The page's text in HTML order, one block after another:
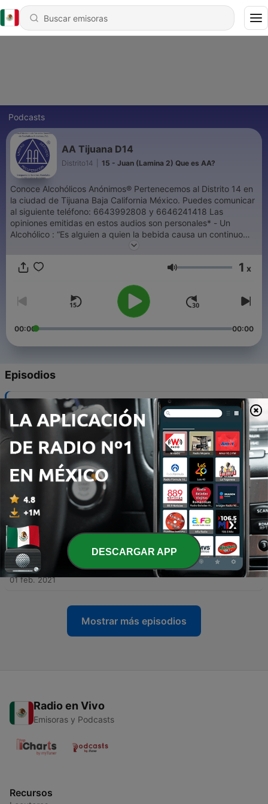
Podcasts
AA Tijuana D14
Distrito14 15 - Juan (Lamina 2) Que es AA?
Conoce Alcohólicos Anónimos® Pertenecemos al Distrito 14 en
la ciudad de Tijuana Baja California México. Puedes comunicar
al siguiente teléfono: 6643992808 y 6646241418 Las
opiniones emitidas en estos audios son personales* - Un
Alcohólico : “Es alguien a quien la bebida causa un continuo
problema en cualquier aspecto de su vida”. Dra. Marty Mann,
los EE. UU.
Volumen 1 x
00:00 00:00
Episodios
Juan (Lamina 2) Que es AA?
11 jul. 2022
14 - ¿Por qué estamos aquí? (Jesús )
30 mayo 2022
13 - Trabajando con otros (Ricardo)
19 feb. 2021
12 - Dependencia de un poder superior (Javier H)
01 feb. 2021
11 - Reajuste de las relaciones interpersonales (José
Luis)
01 feb. 2021
Mostrar más episodios
Radio en Vivo
Emisoras y Podcasts
Recursos
DESCARGAR APP